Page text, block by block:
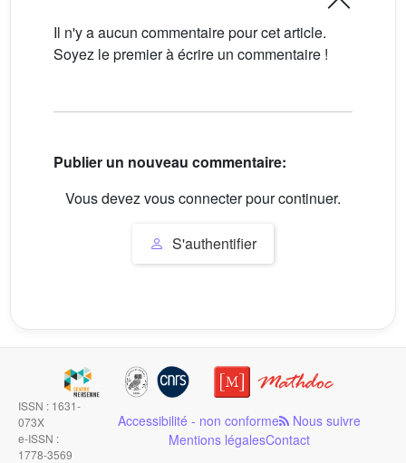
Il n'y a aucun commentaire pour cet article.
Soyez le premier à écrire un commentaire !
Publier un nouveau commentaire:
Vous devez vous connecter pour continuer.
S'authentifier
ISSN : 1631-
073X
e-ISSN :
1778-3569
Accessibilité - non conforme Nous suivre
Mentions légalesContact